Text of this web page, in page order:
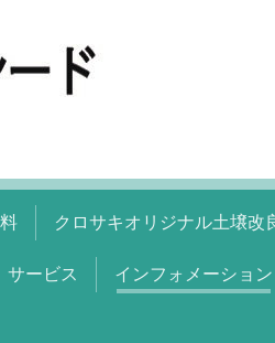
クロサキオリジナル土壌改
サービス インフォメーション